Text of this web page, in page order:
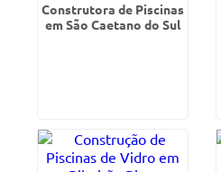
Construtora de Piscinas
em São Caetano do Sul